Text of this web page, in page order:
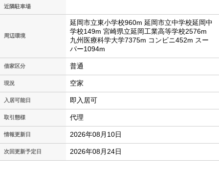
近隣駐車場
周辺環境
延岡市立東小学校960m 延岡市立中学校延岡中
学校149m 宮崎県立延岡工業高等学校2576m
九州医療科学大学7375m コンビニ452m スー
パー1094m
借家区分 普通
現況 空家
入居可能日 即入居可
取引態様 代理
情報更新日 2026年08月10日
次回更新予定日 2026年08月24日